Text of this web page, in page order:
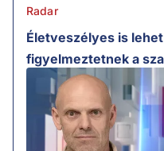
Radar
Életveszélyes is
figyelmeztetnek a